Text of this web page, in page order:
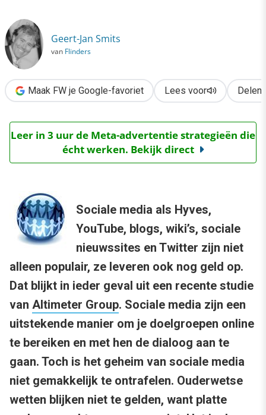
Geert-Jan Smits
van Flinders
Maak FW je Google-favoriet Lees voor Delen
Leer in 3 uur de Meta-advertentie strategieën die
écht werken. Bekijk direct
Sociale media als Hyves,
YouTube, blogs, wiki’s, sociale
nieuwssites en Twitter zijn niet
alleen populair, ze leveren ook nog geld op.
Dat blijkt in ieder geval uit een recente studie
van Altimeter Group. Sociale media zijn een
uitstekende manier om je doelgroepen online
te bereiken en met hen de dialoog aan te
gaan. Toch is het geheim van sociale media
niet gemakkelijk te ontrafelen. Ouderwetse
wetten blijken niet te gelden, want platte